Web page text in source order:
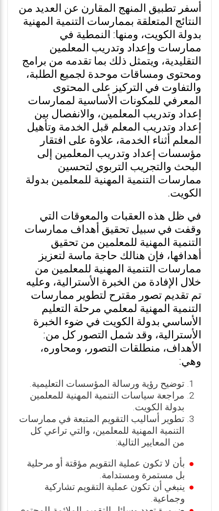
أسفر تطبيق المنهج المقارن عن العديد من
النتائج المتعلقة بممارسات التنمية المهنية
بدولة الكويت، ومنها: النمطية في
ممارسات وإعداد وتدريب المعلمين
التقليدية، ويتمثل ذلك بما تقدمه من برامج
ومحتوى ومساقات موحدة لجميع الطلبة،
والتفاوت في التركيز على المحتوى
المعرفي للمكونات الأساسية لممارسات
إعداد وتدريب المعلمين، والانفصال بين
إعداد وتدريب المعلم قبل الخدمة وتأهيل
المعلم أثناء الخدمة، علاوة على افتقار
مؤسسات إعداد وتدريب المعلمين إلى
البحث والتجريب التربوي لتحسين
ممارسات التنمية المهنية للمعلمين بدولة
الكويت.
في ظل هذه العقبات والمعوقات التي
وقفت في سبيل تحقيق أهداف ممارسات
التنمية المهنية للمعلمين من تحقيق
أهدافها، فإن هنالك حاجة ماسة لتعزيز
ممارسات التنمية المهنية للمعلمين من
خلال الإفادة من الخبرة الأسترالية، وعليه
تم تقديم تصور مقترح لتطوير ممارسات
التنمية المهنية لمعلمي مرحلة التعليم
الأساسي بدولة الكويت في ضوء الخبرة
الأسترالية، وقد شمل التصور كل من:
الأهداف، منطلقات التصور، ومحاوره،
وهي:
توضيح رؤية ورسالة المؤسسات التعليمية.
مراجعة سياسات التنمية المهنية للمعلمين
بدولة الكويت.
تطوير أساليب التقويم المتبعة في ممارسات
التنمية المهنية للمعلمين، والتي تراعي كل
من المعايير التالية:
بأن لا تكون عملية التقويم مؤقتة أو مرحلية
بل مستمرة ومستدامة.
ينبغي أن تكون عملية التقويم تشاركية
وجماعية.